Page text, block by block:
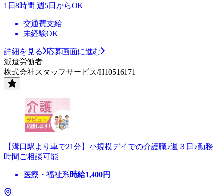
1日8時間 週5日からOK
交通費支給
未経験OK
詳細を見る
応募画面に進む
派遣労働者
株式会社スタッフサービス/H10516171
【溝口駅より車で21分】小規模デイでの介護職♪週３日♪勤務
時間ご相談可能！
医療・福祉系時給1,400円